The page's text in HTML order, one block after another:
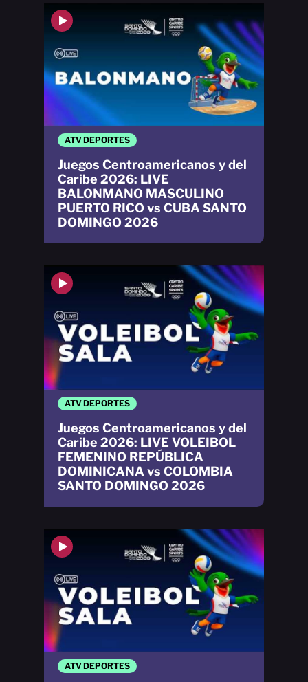
ATV DEPORTES
Juegos Centroamericanos y del
Caribe 2026: LIVE VOLEIBOL
FEMENINO REPÚBLICA
DOMINICANA vs COLOMBIA
SANTO DOMINGO 2026
ATV DEPORTES
Juegos Centroamericanos y del
Caribe 2026: LIVE
BALONMANO MASCULINO
PUERTO RICO vs CUBA SANTO
DOMINGO 2026
ATV DEPORTES